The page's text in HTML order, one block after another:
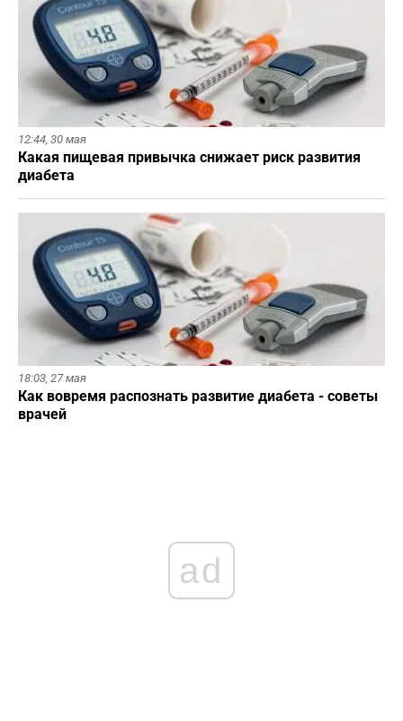
12:44, 30 мая
Какая пищевая привычка снижает риск развития
диабета
18:03, 27 мая
Как вовремя распознать развитие диабета - советы
врачей
ad